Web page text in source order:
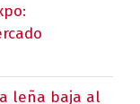
leña baja al